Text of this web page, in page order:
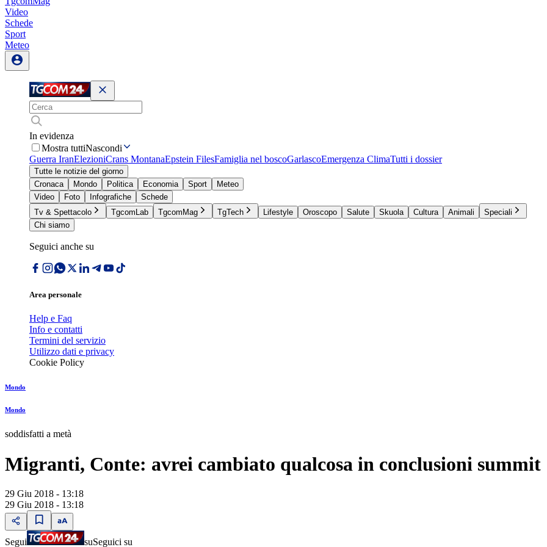
Video
Schede
Sport
Meteo
In evidenza
Mostra tuttiNascondi
Guerra IranElezioniCrans MontanaEpstein FilesFamiglia nel boscoGarlascoEmergenza ClimaTutti i dossier
Tutte le notizie del giorno
Cronaca
Mondo Politica Economia Sport
Meteo
Video
Foto Infografiche
Schede
Tv & Spettacolo
TgcomLab TgcomMag TgTech Lifestyle Oroscopo Salute Skuola Cultura Animali
Speciali
Chi siamo
Seguici anche su
Area personale
Help e Faq
Info e contatti
Termini del servizio
Utilizzo dati e privacy
Cookie Policy
Mondo
Mondo
soddisfatti a metà
Migranti, Conte: avrei cambiato qualcosa in conclusioni summit
29 Giu 2018 - 13:18
29 Giu 2018 - 13:18
Segui suSeguici su